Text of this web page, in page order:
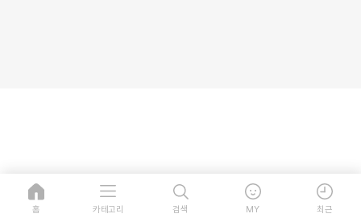
홈 카테고리 검색 MY 최근